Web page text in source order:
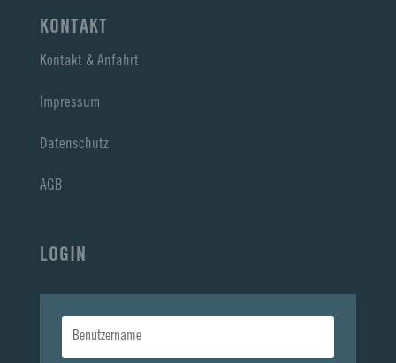
KONTAKT
Kontakt & Anfahrt
Impressum
Datenschutz
AGB
LOGIN